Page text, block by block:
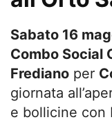
Sabato 16
Combo Social
Frediano per
giornata
e bollicine con